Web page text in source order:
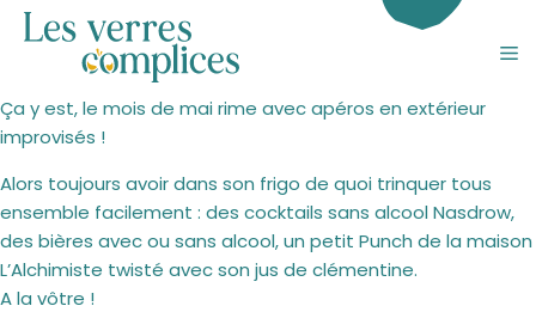
Aller
Ça y est, le mois de mai rime avec apéros en extérieur
improvisés !
Alors toujours avoir dans son frigo de quoi trinquer tous
ensemble facilement : des cocktails sans alcool Nasdrow,
des bières avec ou sans alcool, un petit Punch de la maison
L’Alchimiste twisté avec son jus de clémentine.
A la vôtre !